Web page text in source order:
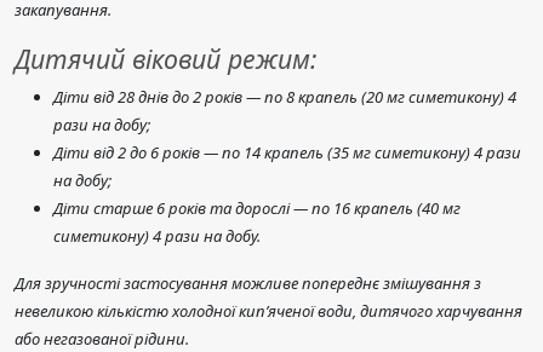
закапування.
Дитячий віковий режим:
Діти від 28 днів до 2 років — по 8 крапель (20 мг симетикону) 4
рази на добу;
Діти від 2 до 6 років — по 14 крапель (35 мг симетикону) 4 рази
на добу;
Діти старше 6 років та дорослі — по 16 крапель (40 мг
симетикону) 4 рази на добу.
Для зручності застосування можливе попереднє змішування з
невеликою кількістю холодної кип’яченої води, дитячого харчування
або негазованої рідини.